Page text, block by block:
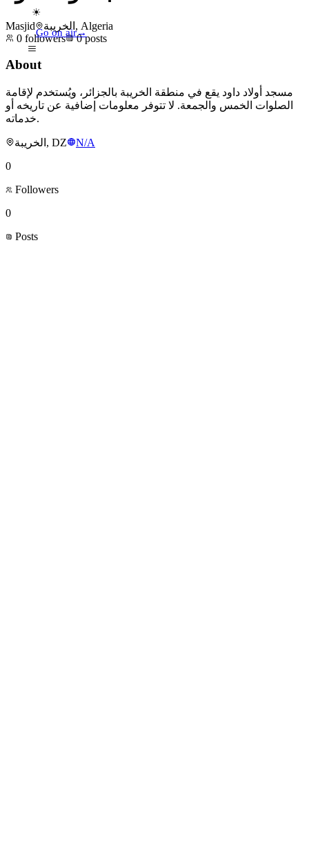
☀
Go on air→
Masjid
الخريبة, Algeria
0 followers 0 posts
About
مسجد أولاد داود يقع في منطقة الخريبة بالجزائر، ويُستخدم لإقامة
الصلوات الخمس والجمعة. لا تتوفر معلومات إضافية عن تاريخه أو
خدماته.
الخريبة, DZ
N/A
0
Followers
0
Posts